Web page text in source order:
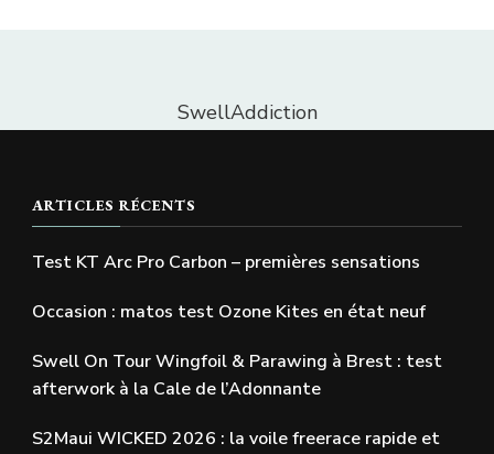
SwellAddiction
ARTICLES RÉCENTS
Test KT Arc Pro Carbon – premières sensations
Occasion : matos test Ozone Kites en état neuf
Swell On Tour Wingfoil & Parawing à Brest : test
afterwork à la Cale de l’Adonnante
S2Maui WICKED 2026 : la voile freerace rapide et